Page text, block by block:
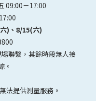
09:00－17:00
)、8/15(六)
聯繫，其餘時段無人接
。
法提供測量服務。